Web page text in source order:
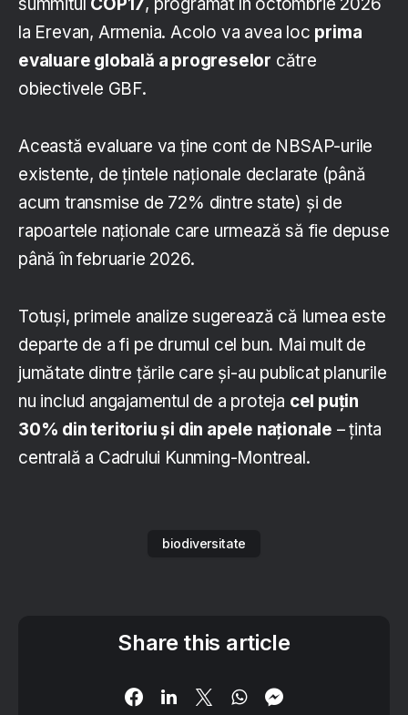
summitul COP17, programat în octombrie 2026
la Erevan, Armenia. Acolo va avea loc prima
evaluare globală a progreselor către
obiectivele GBF.
Această evaluare va ține cont de NBSAP-urile
existente, de țintele naționale declarate (până
acum transmise de 72% dintre state) și de
rapoartele naționale care urmează să fie depuse
până în februarie 2026.
Totuși, primele analize sugerează că lumea este
departe de a fi pe drumul cel bun. Mai mult de
jumătate dintre țările care și-au publicat planurile
nu includ angajamentul de a proteja cel puțin
30% din teritoriu și din apele naționale – ținta
centrală a Cadrului Kunming-Montreal.
biodiversitate
Share this article